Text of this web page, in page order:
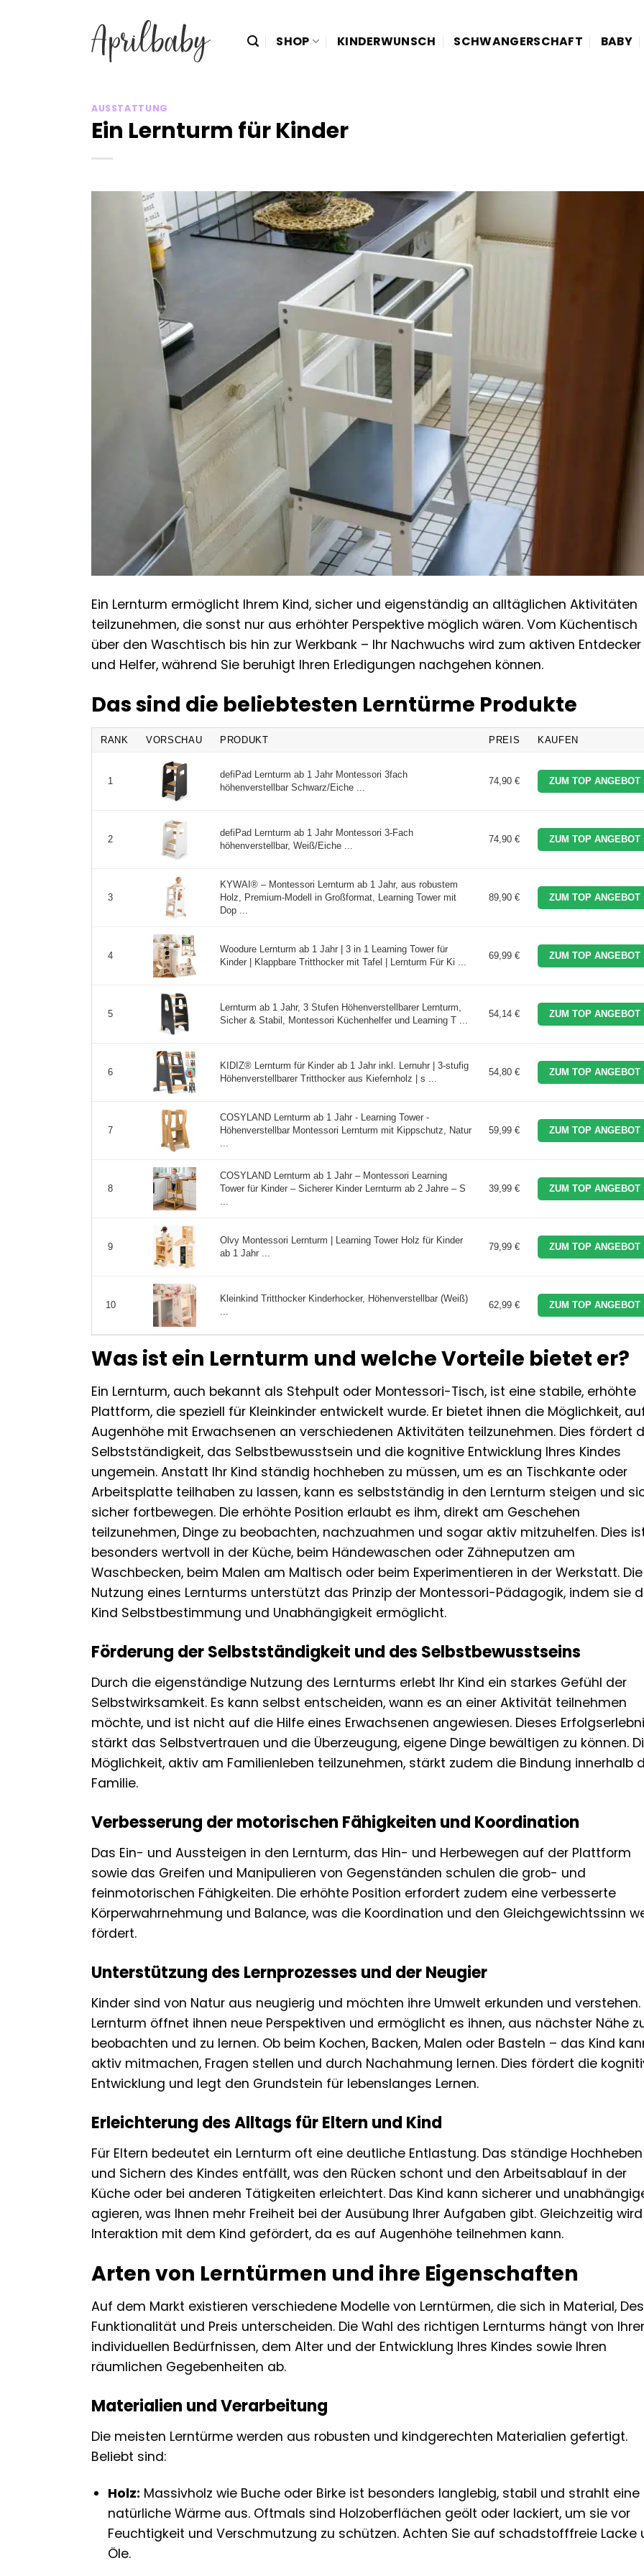
SHOP KINDERWUNSCH SCHWANGERSCHAFT BABY
AUSSTATTUNG
Ein Lernturm für Kinder
Ein Lernturm ermöglicht Ihrem Kind, sicher und eigenständig an alltäglichen Aktivitäten
teilzunehmen, die sonst nur aus erhöhter Perspektive möglich wären. Vom Küchentisch
über den Waschtisch bis hin zur Werkbank – Ihr Nachwuchs wird zum aktiven Entdecker
und Helfer, während Sie beruhigt Ihren Erledigungen nachgehen können.
Das sind die beliebtesten Lerntürme Produkte
RANK VORSCHAU PRODUKT PREIS KAUFEN
1
defiPad Lernturm ab 1 Jahr Montessori 3fach
höhenverstellbar Schwarz/Eiche ...
74,90 € ZUM TOP ANGEBOT
2
defiPad Lernturm ab 1 Jahr Montessori 3-Fach
höhenverstellbar, Weiß/Eiche ...
74,90 € ZUM TOP ANGEBOT
3
KYWAI® – Montessori Lernturm ab 1 Jahr, aus robustem
Holz, Premium-Modell in Großformat, Learning Tower mit
Dop ...
89,90 € ZUM TOP ANGEBOT
4
Woodure Lernturm ab 1 Jahr | 3 in 1 Learning Tower für
Kinder | Klappbare Tritthocker mit Tafel | Lernturm Für Ki ...
69,99 € ZUM TOP ANGEBOT
5
Lernturm ab 1 Jahr, 3 Stufen Höhenverstellbarer Lernturm,
Sicher & Stabil, Montessori Küchenhelfer und Learning T ...
54,14 € ZUM TOP ANGEBOT
6
KIDIZ® Lernturm für Kinder ab 1 Jahr inkl. Lernuhr | 3-stufig
Höhenverstellbarer Tritthocker aus Kiefernholz | s ...
54,80 € ZUM TOP ANGEBOT
7
COSYLAND Lernturm ab 1 Jahr - Learning Tower -
Höhenverstellbar Montessori Lernturm mit Kippschutz, Natur
...
59,99 € ZUM TOP ANGEBOT
8
COSYLAND Lernturm ab 1 Jahr – Montessori Learning
Tower für Kinder – Sicherer Kinder Lernturm ab 2 Jahre – S
...
39,99 € ZUM TOP ANGEBOT
9
Olvy Montessori Lernturm | Learning Tower Holz für Kinder
ab 1 Jahr ...
79,99 € ZUM TOP ANGEBOT
10
Kleinkind Tritthocker Kinderhocker, Höhenverstellbar (Weiß)
...
62,99 € ZUM TOP ANGEBOT
Was ist ein Lernturm und welche Vorteile bietet er?
Ein Lernturm, auch bekannt als Stehpult oder Montessori-Tisch, ist eine stabile, erhöhte
Plattform, die speziell für Kleinkinder entwickelt wurde. Er bietet ihnen die Möglichkeit,
Augenhöhe mit Erwachsenen an verschiedenen Aktivitäten teilzunehmen. Dies fördert
Selbstständigkeit, das Selbstbewusstsein und die kognitive Entwicklung Ihres Kindes
ungemein. Anstatt Ihr Kind ständig hochheben zu müssen, um es an Tischkante oder
Arbeitsplatte teilhaben zu lassen, kann es selbstständig in den Lernturm steigen und
sicher fortbewegen. Die erhöhte Position erlaubt es ihm, direkt am Geschehen
teilzunehmen, Dinge zu beobachten, nachzuahmen und sogar aktiv mitzuhelfen. Dies
besonders wertvoll in der Küche, beim Händewaschen oder Zähneputzen am
Waschbecken, beim Malen am Maltisch oder beim Experimentieren in der Werkstatt. Die
Nutzung eines Lernturms unterstützt das Prinzip der Montessori-Pädagogik, indem sie
Kind Selbstbestimmung und Unabhängigkeit ermöglicht.
Förderung der Selbstständigkeit und des Selbstbewusstseins
Durch die eigenständige Nutzung des Lernturms erlebt Ihr Kind ein starkes Gefühl der
Selbstwirksamkeit. Es kann selbst entscheiden, wann es an einer Aktivität teilnehmen
möchte, und ist nicht auf die Hilfe eines Erwachsenen angewiesen. Dieses
stärkt das Selbstvertrauen und die Überzeugung, eigene Dinge bewältigen zu können.
Möglichkeit, aktiv am Familienleben teilzunehmen, stärkt zudem die Bindung innerhalb
Familie.
Verbesserung der motorischen Fähigkeiten und Koordination
Das Ein- und Aussteigen in den Lernturm, das Hin- und Herbewegen auf der Plattform
sowie das Greifen und Manipulieren von Gegenständen schulen die grob- und
feinmotorischen Fähigkeiten. Die erhöhte Position erfordert zudem eine verbesserte
Körperwahrnehmung und Balance, was die Koordination und den Gleichgewichtssinn
fördert.
Unterstützung des Lernprozesses und der Neugier
Kinder sind von Natur aus neugierig und möchten ihre Umwelt erkunden und verstehen.
Lernturm öffnet ihnen neue Perspektiven und ermöglicht es ihnen, aus nächster Nähe
beobachten und zu lernen. Ob beim Kochen, Backen, Malen oder Basteln – das Kind
aktiv mitmachen, Fragen stellen und durch Nachahmung lernen. Dies fördert die
Entwicklung und legt den Grundstein für lebenslanges Lernen.
Erleichterung des Alltags für Eltern und Kind
Für Eltern bedeutet ein Lernturm oft eine deutliche Entlastung. Das ständige Hochheben
und Sichern des Kindes entfällt, was den Rücken schont und den Arbeitsablauf in der
Küche oder bei anderen Tätigkeiten erleichtert. Das Kind kann sicherer und
agieren, was Ihnen mehr Freiheit bei der Ausübung Ihrer Aufgaben gibt. Gleichzeitig
Interaktion mit dem Kind gefördert, da es auf Augenhöhe teilnehmen kann.
Arten von Lerntürmen und ihre Eigenschaften
Auf dem Markt existieren verschiedene Modelle von Lerntürmen, die sich in Material,
Funktionalität und Preis unterscheiden. Die Wahl des richtigen Lernturms hängt von
individuellen Bedürfnissen, dem Alter und der Entwicklung Ihres Kindes sowie Ihren
räumlichen Gegebenheiten ab.
Materialien und Verarbeitung
Die meisten Lerntürme werden aus robusten und kindgerechten Materialien gefertigt.
Beliebt sind:
Holz: Massivholz wie Buche oder Birke ist besonders langlebig, stabil und strahlt eine
natürliche Wärme aus. Oftmals sind Holzoberflächen geölt oder lackiert, um sie vor
Feuchtigkeit und Verschmutzung zu schützen. Achten Sie auf schadstofffreie Lacke
Öle.